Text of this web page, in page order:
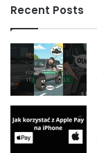
Recent Posts